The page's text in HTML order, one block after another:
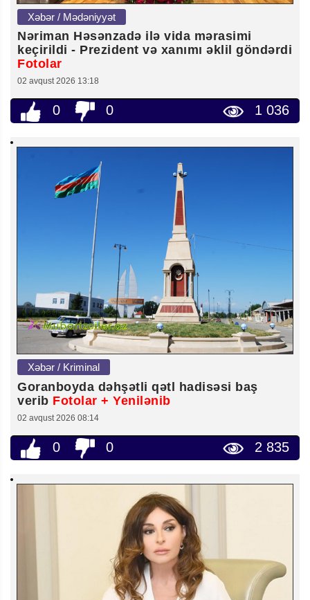
Xəbər / Mədəniyyət
Nəriman Həsənzadə ilə vida mərasimi
keçirildi - Prezident və xanımı əklil göndərdi
Fotolar
02 avqust 2026 13:18
0 0 1 036
Xəbər / Kriminal
Goranboyda dəhşətli qətl hadisəsi baş
verib Fotolar + Yenilənib
02 avqust 2026 08:14
0 0 2 835